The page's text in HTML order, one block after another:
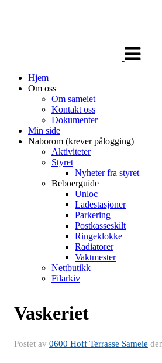
navigasjon
Hjem
Om oss
Om sameiet
Kontakt oss
Dokumenter
Min side
Naborom (krever pålogging)
Aktiviteter
Styret
Nyheter fra styret
Beboerguide
Unloc
Ladestasjoner
Parkering
Postkasseskilt
Ringeklokke
Radiatorer
Vaktmester
Nettbutikk
Filarkiv
Vaskeriet
Postet av 0600 Hoff Terrasse Sameie